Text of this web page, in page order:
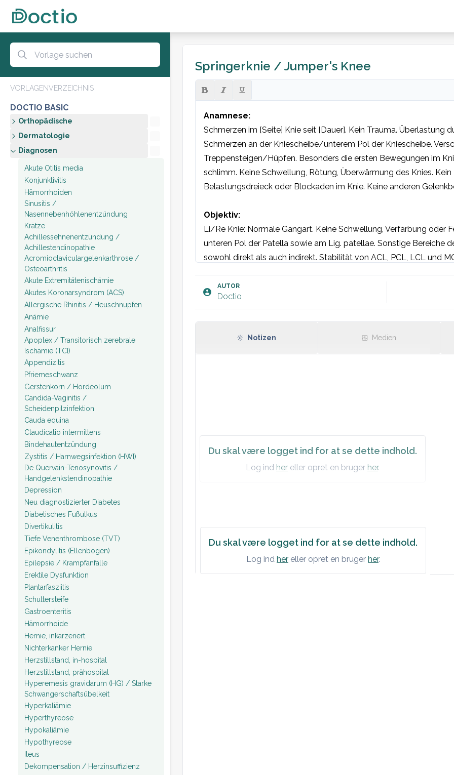
VORLAGENVERZEICHNIS
DOCTIO BASIC
Orthopädische
Dermatologie
Diagnosen
Akute Otitis media
Konjunktivitis
Hämorrhoiden
Sinusitis /
Nasennebenhöhlenentzündung
Krätze
Achillessehnenentzündung /
Achillestendinopathie
Acromioclaviculargelenkarthrose /
Osteoarthritis
Akute Extremitätenischämie
Akutes Koronarsyndrom (ACS)
Allergische Rhinitis / Heuschnupfen
Anämie
Analfissur
Apoplex / Transitorisch zerebrale
Ischämie (TCI)
Appendizitis
Pfriemeschwanz
Gerstenkorn / Hordeolum
Candida-Vaginitis /
Scheidenpilzinfektion
Cauda equina
Claudicatio intermittens
Bindehautentzündung
Zystitis / Harnwegsinfektion (HWI)
De Quervain-Tenosynovitis /
Handgelenkstendinopathie
Depression
Neu diagnostizierter Diabetes
Diabetisches Fußulkus
Divertikulitis
Tiefe Venenthrombose (TVT)
Epikondylitis (Ellenbogen)
Epilepsie / Krampfanfälle
Erektile Dysfunktion
Plantarfasziitis
Schultersteife
Gastroenteritis
Hämorrhoide
Hernie, inkarzeriert
Nichterkanker Hernie
Herzstillstand, in-hospital
Herzstillstand, prähospital
Hyperemesis gravidarum (HG) / Starke
Schwangerschaftsübelkeit
Hyperkaliämie
Hyperthyreose
Hypokaliämie
Hypothyreose
Ileus
Dekompensation / Herzinsuffizienz
Springerknie / Jumper's Knee
Anamnese:
Schmerzen im [Seite] Knie seit [Dauer]. Kein Trauma. Überlastung
Schmerzen an der Kniescheibe/unterem Pol der Kniescheibe.
Treppensteigen/Hüpfen. Besonders die ersten Bewegungen im
schlimm. Keine Schwellung, Rötung, Überwärmung des Knies. Kein
Belastungsdreieck oder Blockaden im Knie. Keine anderen
Objektiv:
Li/Re Knie: Normale Gangart. Keine Schwellung, Verfärbung oder
unteren Pol der Patella sowie am Lig. patellae. Sonstige Bereiche
sowohl direkt als auch indirekt. Stabilität von ACL, PCL, LCL und
Positive isometrische Extension mit Schmerzen am unteren Pol
Thessaly-Test mit Schmerzen anterior im Knie – keine Befunde an
Du skal være logget ind for at se dette indhold.
Log ind her eller opret en bruger her.
AUTOR
Doctio
Notizen Medien
Du skal være logget ind for at se dette indhold.
Log ind her eller opret en bruger her.